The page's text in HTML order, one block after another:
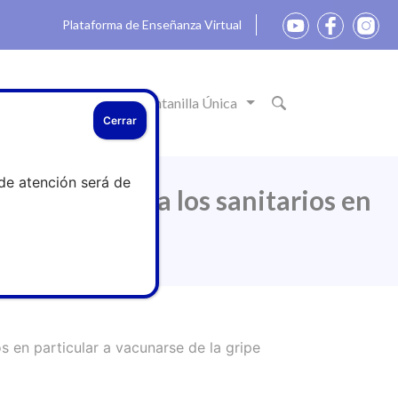
Plataforma de Enseñanza Virtual
Actualidad Ventanilla Única
general y a los sanitarios en
en particular a vacunarse de la gripe
atención será de
Cerrar